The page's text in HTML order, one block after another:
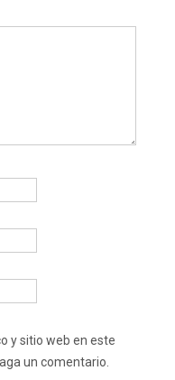
y sitio web en este
un comentario.